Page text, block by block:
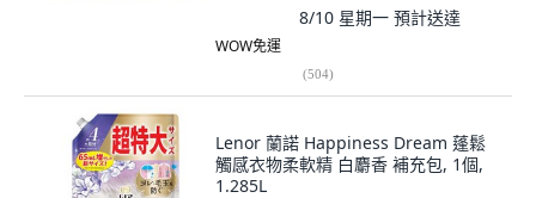
8/10 星期一 預計送達
WOW免運
(504)
Lenor 蘭諾 Happiness Dream 蓬鬆
觸感衣物柔軟精 白麝香 補充包, 1個,
1.285L